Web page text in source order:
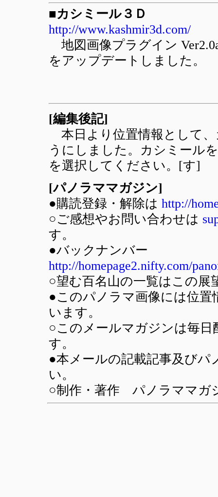
■カシミール３Ｄ
http://www.kashmir3d.com/
地図画像プラグイン
をアップデートしました。
[編集後記]
本日より位置情報として
うにしました。カシミール
を選択してください。[す]
[パノラママガジン]
●購読登録・解除は http://
○ご感想やお問い合わせは
す。
●バックナンバー
http://homepage2.nifty.com/
○望む百名山の一覧はこの展
●このパノラマ画像には位置
います。
○このメールマガジンは毎日
す。
●本メールの記載記事及びパ
い。
○制作・著作 パノラママガ